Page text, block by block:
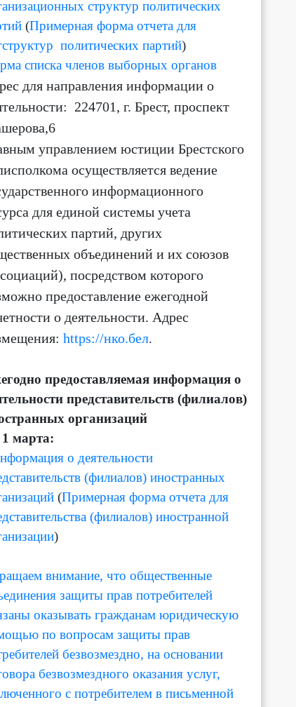
10:00
+21 +21
3 м/с
+20 +21 +22
структур политических
(Примерная форма отчета для
политических партий)
списка членов выборных органов
для направления информации о
: 224701, г. Брест, проспект
управлением юстиции Брестского
осуществляется ведение
информационного
для единой системы учета
партий, других
объединений и их союзов
, посредством которого
предоставление ежегодной
о деятельности. Адрес
https://нко.бел.
предоставляемая информация о
представительств (филиалов)
организаций
марта:
о деятельности
(филиалов) иностранных
(Примерная форма отчета для
(филиалов) иностранной
)
внимание, что общественные
защиты прав потребителей
оказывать гражданам юридическую
по вопросам защиты прав
безвозмездно, на основании
безвозмездного оказания услуг,
с потребителем в письменной